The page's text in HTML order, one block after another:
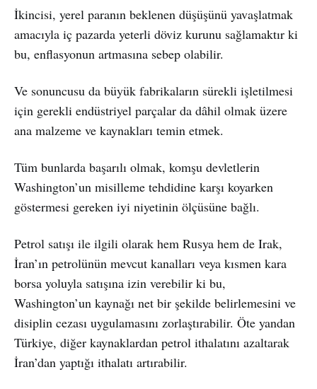
İkincisi, yerel paranın beklenen düşüşünü yavaşlatmak
amacıyla iç pazarda yeterli döviz kurunu sağlamaktır ki
bu, enflasyonun artmasına sebep olabilir.
Ve sonuncusu da büyük fabrikaların sürekli işletilmesi
için gerekli endüstriyel parçalar da dâhil olmak üzere
ana malzeme ve kaynakları temin etmek.
Tüm bunlarda başarılı olmak, komşu devletlerin
Washington’un misilleme tehdidine karşı koyarken
göstermesi gereken iyi niyetinin ölçüsüne bağlı.
Petrol satışı ile ilgili olarak hem Rusya hem de Irak,
İran’ın petrolünün mevcut kanalları veya kısmen kara
borsa yoluyla satışına izin verebilir ki bu,
Washington’un kaynağı net bir şekilde belirlemesini ve
disiplin cezası uygulamasını zorlaştırabilir. Öte yandan
Türkiye, diğer kaynaklardan petrol ithalatını azaltarak
İran’dan yaptığı ithalatı artırabilir.